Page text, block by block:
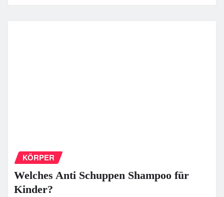
KÖRPER
Welches Anti Schuppen Shampoo für
Kinder?